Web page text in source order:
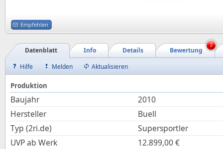
Empfehlen
Bewertung
Details
Info
Datenblatt
2
Hilfe Melden Aktualisieren
Produktion
Baujahr
2010
Hersteller
Buell
Typ (2ri.de)
Supersportler
UVP ab Werk
12.899,00€